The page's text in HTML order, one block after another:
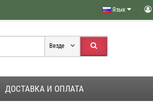
Язык
Везде
ДОСТАВКА И ОПЛАТА